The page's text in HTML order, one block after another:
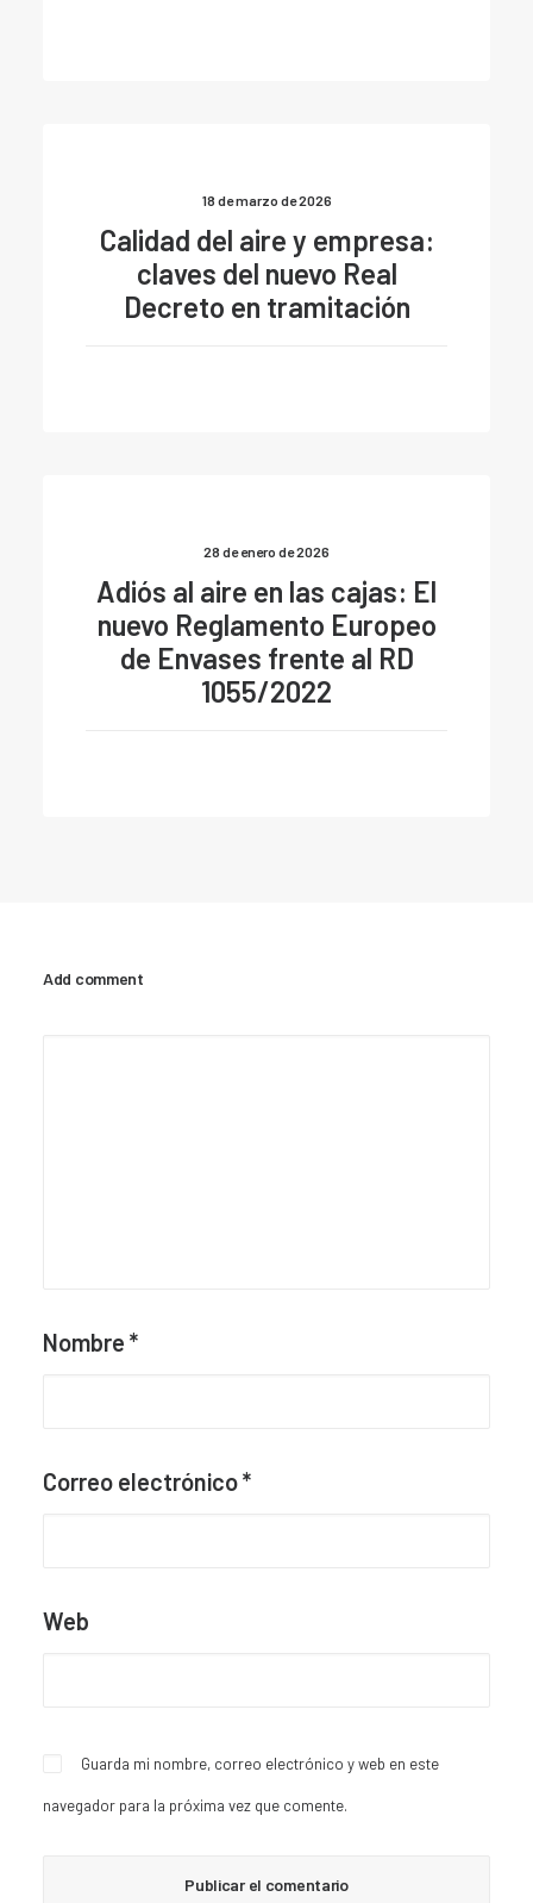
18 de marzo de 2026
Calidad del aire y empresa:
claves del nuevo Real
Decreto en tramitación
28 de enero de 2026
Adiós al aire en las cajas: El
nuevo Reglamento Europeo
de Envases frente al RD
1055/2022
Add comment
Nombre *
Correo electrónico*
Web
Guarda mi nombre, correo electrónico y web en este
navegador para la próxima vez que comente.